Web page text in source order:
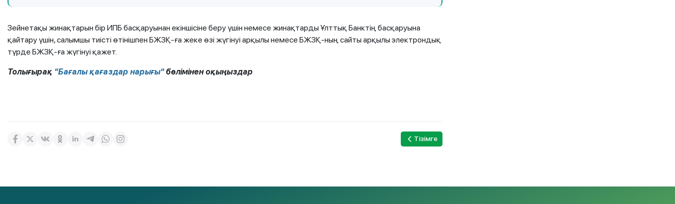
Зейнетақы жинақтарын бір ИПБ басқаруынан екіншісіне беру үшін немесе жинақтарды Ұлттық Банктің басқаруына
қайтару үшін, салымшы тиісті өтінішпен БЖЗҚ-ға жеке өзі жүгінуі арқылы немесе БЖЗҚ-ның сайты арқылы электрондық
түрде БЖЗҚ-ға жүгінуі қажет.
Толығырақ "Бағалы қағаздар нарығы"бөлімінен оқыңыздар
Тізімге